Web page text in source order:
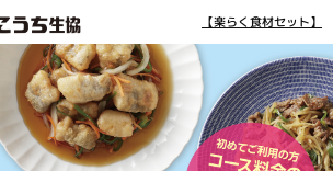
【楽らく食材セット】